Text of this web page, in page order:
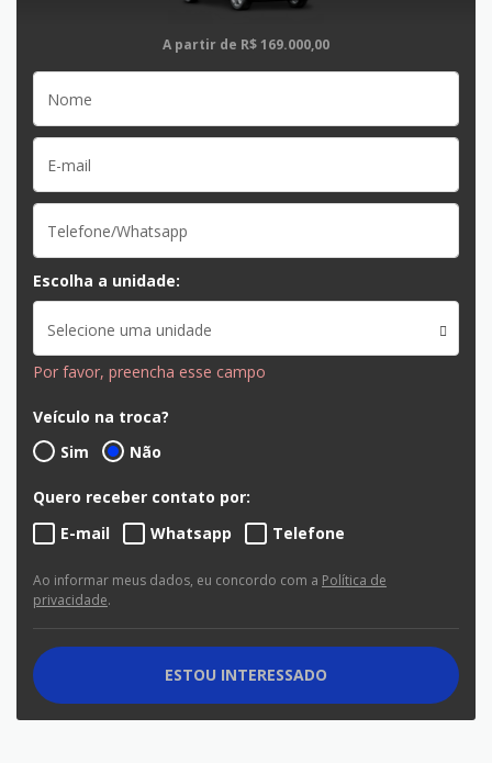
A partir de R$ 169.000,00
Escolha a unidade:
Selecione uma unidade
Por favor, preencha esse campo
Veículo na troca?
Sim
Não
Quero receber contato por:
E-mail
Whatsapp Telefone
Ao informar meus dados, eu concordo com a Política de
privacidade.
ESTOU INTERESSADO